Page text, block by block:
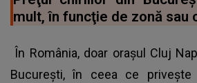
mult, în funcţie de zonă sau
În România, doar oraşul Cluj
Bucureşti, în ceea ce